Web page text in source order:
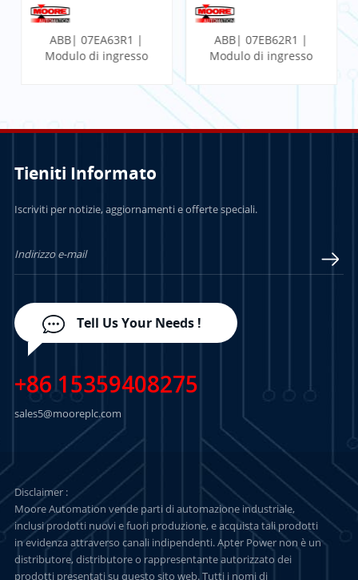
ABB| 07EA63R1 |
Modulo di ingresso
ABB| 07EB62R1 |
Modulo di ingresso
Tieniti Informato
Iscriviti per notizie, aggiornamenti e offerte speciali.
Tell Us Your Needs !
+86 15359408275
sales5@mooreplc.com
Disclaimer :
Moore Automation vende parti di automazione industriale,
inclusi prodotti nuovi e fuori produzione, e acquista tali prodotti
in evidenza attraverso canali indipendenti. Apter Power non è un
distributore, distributore o rappresentante autorizzato dei
prodotti presentati su questo sito web. Tutti i nomi di